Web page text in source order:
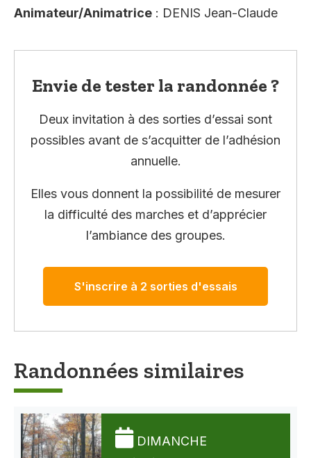
Animateur/Animatrice : DENIS Jean-Claude
Envie de tester la randonnée ?
Deux invitation à des sorties d’essai sont
possibles avant de s’acquitter de l’adhésion
annuelle.
Elles vous donnent la possibilité de mesurer
la difficulté des marches et d’apprécier
l’ambiance des groupes.
S'inscrire à 2 sorties d'essais
Randonnées similaires
DIMANCHE